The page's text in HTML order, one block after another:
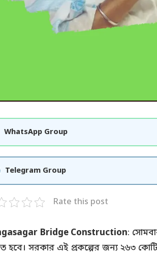
WhatsApp Group
Telegram Group
Rate this post
Bridge Construction:
হবে। সরকার এই প্রকল্পের জন্য ২৬৩